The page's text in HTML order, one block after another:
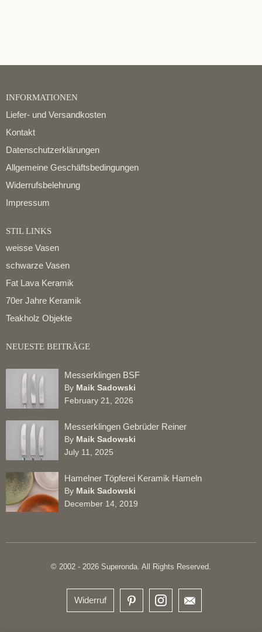
INFORMATIONEN
Liefer- und Versandkosten
Kontakt
Datenschutzerklärungen
Allgemeine Geschäftsbedingungen
Widerrufsbelehrung
Impressum
STIL LINKS
weisse Vasen
schwarze Vasen
Fat Lava Keramik
70er Jahre Keramik
Teakholz Objekte
NEUESTE BEITRÄGE
Messerklingen BSF
By Maik Sadowski
February 21, 2026
Messerklingen Gebrüder Reiner
By Maik Sadowski
July 11, 2025
Hamelner Töpferei Keramik Hameln
By Maik Sadowski
December 14, 2019
© 2002 - 2026 Superonda. All Rights Reserved.
Widerruf